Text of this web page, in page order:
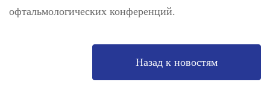
офтальмологических конференций.
Назад к новостям